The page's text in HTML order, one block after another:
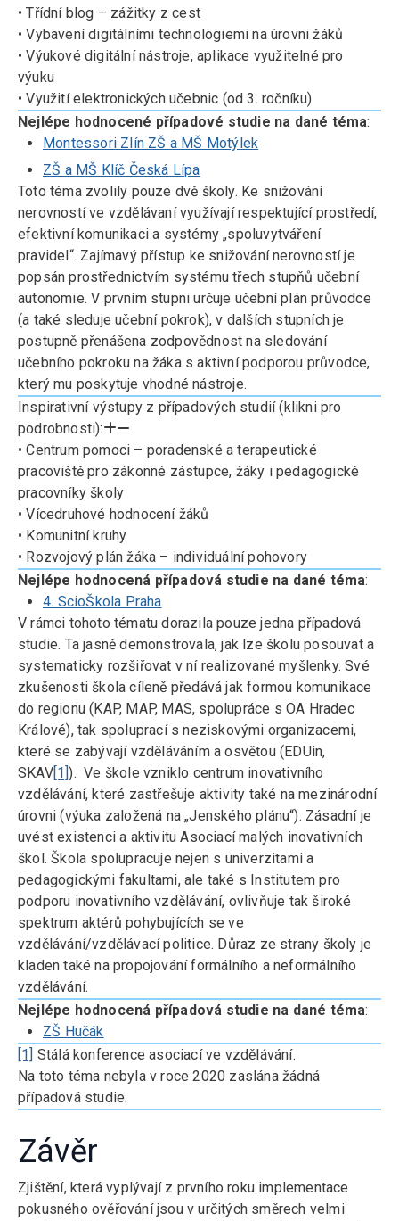
• Třídní blog – zážitky z cest
• Vybavení digitálními technologiemi na úrovni žáků
• Výukové digitální nástroje, aplikace využitelné pro
výuku
• Využití elektronických učebnic (od 3. ročníku)
Nejlépe hodnocené případové studie na dané téma:
Montessori Zlín ZŠ a MŠ Motýlek
ZŠ a MŠ Klíč Česká Lípa
Toto téma zvolily pouze dvě školy. Ke snižování
nerovností ve vzdělávaní využívají respektující prostředí,
efektivní komunikaci a systémy „spoluvytváření
pravidel“. Zajímavý přístup ke snižování nerovností je
popsán prostřednictvím systému třech stupňů učební
autonomie. V prvním stupni určuje učební plán průvodce
(a také sleduje učební pokrok), v dalších stupních je
postupně přenášena zodpovědnost na sledování
učebního pokroku na žáka s aktivní podporou průvodce,
který mu poskytuje vhodné nástroje.
Inspirativní výstupy z případových studií (klikni pro
podrobnosti):
• Centrum pomoci – poradenské a terapeutické
pracoviště pro zákonné zástupce, žáky i pedagogické
pracovníky školy
• Vícedruhové hodnocení žáků
• Komunitní kruhy
• Rozvojový plán žáka – individuální pohovory
Nejlépe hodnocená případová studie na dané téma:
4. ScioŠkola Praha
V rámci tohoto tématu dorazila pouze jedna případová
studie. Ta jasně demonstrovala, jak lze školu posouvat a
systematicky rozšiřovat v ní realizované myšlenky. Své
zkušenosti škola cíleně předává jak formou komunikace
do regionu (KAP, MAP, MAS, spolupráce s OA Hradec
Králové), tak spoluprací s neziskovými organizacemi,
které se zabývají vzděláváním a osvětou (EDUin,
SKAV[1]). Ve škole vzniklo centrum inovativního
vzdělávání, které zastřešuje aktivity také na mezinárodní
úrovni (výuka založená na „Jenského plánu“). Zásadní je
uvést existenci a aktivitu Asociací malých inovativních
škol. Škola spolupracuje nejen s univerzitami a
pedagogickými fakultami, ale také s Institutem pro
podporu inovativního vzdělávání, ovlivňuje tak široké
spektrum aktérů pohybujících se ve
vzdělávání/vzdělávací politice. Důraz ze strany školy je
kladen také na propojování formálního a neformálního
vzdělávání.
Nejlépe hodnocená případová studie na dané téma:
ZŠ Hučák
[1] Stálá konference asociací ve vzdělávání.
Na toto téma nebyla v roce 2020 zaslána žádná
případová studie.
Závěr
Zjištění, která vyplývají z prvního roku implementace
pokusného ověřování jsou v určitých směrech velmi